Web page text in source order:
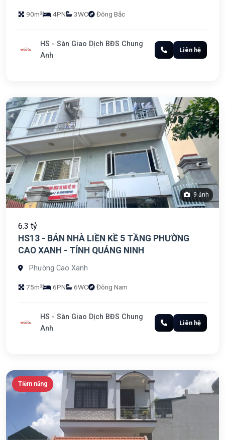
90m² 4PN 3WC Đông Bắc
HS - Sàn Giao Dịch BĐS Chung
Anh
Liên hệ
9 ảnh
6.3 tỷ
HS13 - BÁN NHÀ LIỀN KỀ 5 TẦNG PHƯỜNG
CAO XANH - TỈNH QUẢNG NINH
Phường Cao Xanh
75m² 6PN 6WC Đông Nam
HS - Sàn Giao Dịch BĐS Chung
Anh
Liên hệ
Tiềm năng